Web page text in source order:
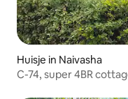
Huisje in Naivasha
C-74, super 4BR